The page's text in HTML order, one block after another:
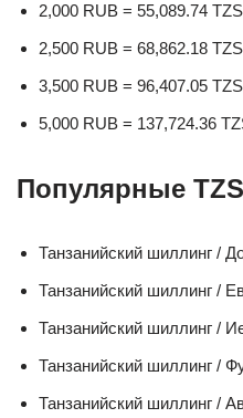
2,000 RUB = 55,089.74 TZS
2,500 RUB = 68,862.18 TZS
3,500 RUB = 96,407.05 TZS
5,000 RUB = 137,724.36
Популярные
Танзанийский шиллинг /
Танзанийский шиллинг /
Танзанийский шиллинг /
Танзанийский шиллинг /
Танзанийский шиллинг /